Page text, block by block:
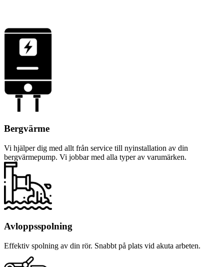
Bergvärme
Vi hjälper dig med allt från service till nyinstallation av din
bergvärmepump. Vi jobbar med alla typer av varumärken.
Avloppsspolning
Effektiv spolning av din rör. Snabbt på plats vid akuta arbeten.